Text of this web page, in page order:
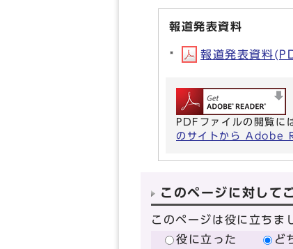
報道発表資料
報道発表資料
PDFファイルの閲覧に
のサイトから Adobe
このページに対して
このページは役に立ちま
役に立った
ど